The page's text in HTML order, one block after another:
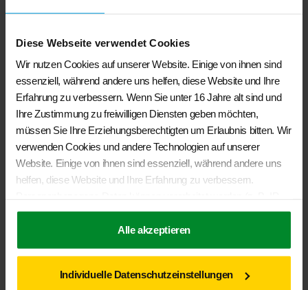
Diese Webseite verwendet Cookies
Wir nutzen Cookies auf unserer Website. Einige von ihnen sind
essenziell, während andere uns helfen, diese Website und Ihre
Erfahrung zu verbessern. Wenn Sie unter 16 Jahre alt sind und
Ihre Zustimmung zu freiwilligen Diensten geben möchten,
müssen Sie Ihre Erziehungsberechtigten um Erlaubnis bitten. Wir
verwenden Cookies und andere Technologien auf unserer
Website. Einige von ihnen sind essenziell, während andere uns
helfen, diese Website und Ihre Erfahrung zu verbessern.
Adressen), z. B. für personalisierte Anzeigen und Inhalte oder
Anzeigen- und Inhaltsmessung. Weitere Informationen über die
Verwendung Ihrer Daten finden Sie in unserer
Einstellungenwiderrufen oder anpassen.
Alle akzeptieren
Individuelle Datenschutzeinstellungen
Volkswagen- Fahrradträger für die Anhängevorrichtung für 2
Fahrräder, Premium faltbar
€ 809,00